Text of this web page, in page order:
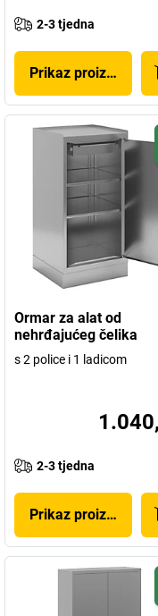
2-3 tjedna
Prikaz proizvoda
Ormar za alat od
nehrđajućeg čelika
s 2 police i 1 ladicom
2-3 tjedna
Prikaz proizvoda